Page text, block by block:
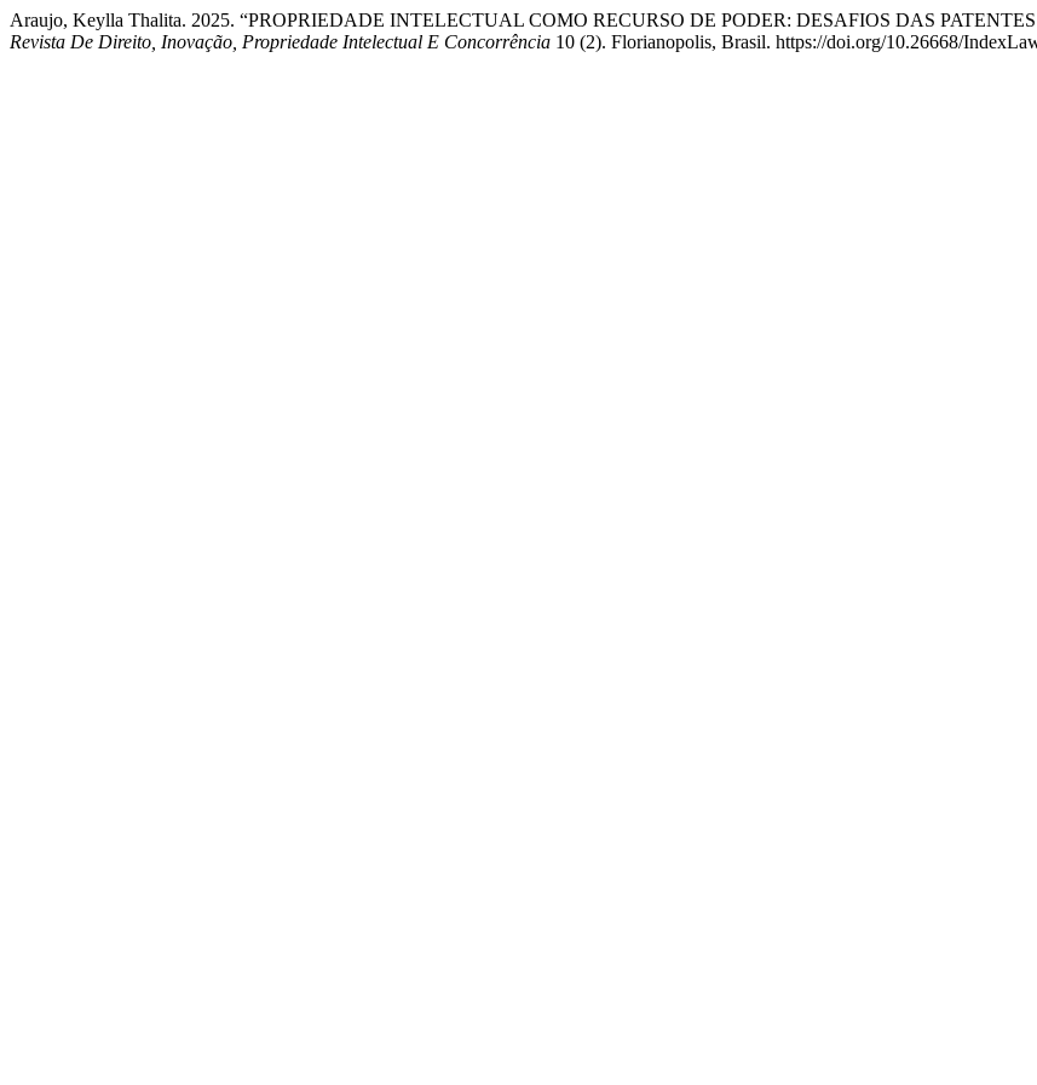
Araujo, Keylla Thalita. 2025. “PROPRIEDADE INTELECTUAL COMO RECURSO DE PODER: DESAFIOS DAS
Revista De Direito, Inovação, Propriedade Intelectual E Concorrência 10 (2). Florianopolis, Brasil. https://doi.org/10.26668/